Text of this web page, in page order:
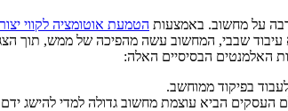
על מחשוב. באמצעות הטמעת אוטומציה לקווי
האלמנטים הבסיסיים האלה:
בפיקוד ממוחשב.